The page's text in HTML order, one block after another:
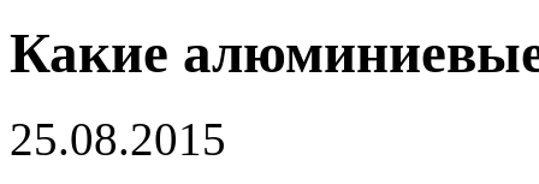
Какие
25.08.2015